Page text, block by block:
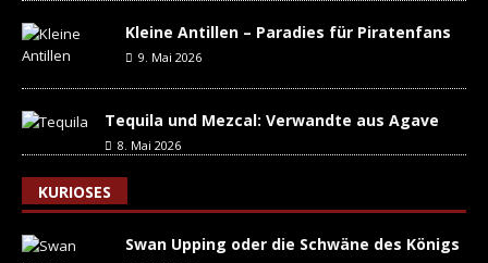
Kleine Antillen – Paradies für Piratenfans
9. Mai 2026
Tequila und Mezcal: Verwandte aus Agave
8. Mai 2026
KURIOSES
Swan Upping oder die Schwäne des Königs